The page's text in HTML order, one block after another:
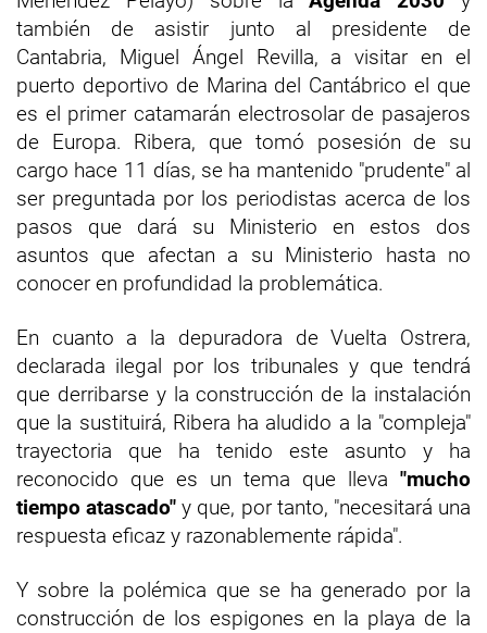
también de asistir junto al presidente de
Cantabria, Miguel Ángel Revilla, a visitar en el
puerto deportivo de Marina del Cantábrico el que
es el primer catamarán electrosolar de pasajeros
de Europa. Ribera, que tomó posesión de su
cargo hace 11 días, se ha mantenido "prudente" al
ser preguntada por los periodistas acerca de los
pasos que dará su Ministerio en estos dos
asuntos que afectan a su Ministerio hasta no
conocer en profundidad la problemática.
En cuanto a la depuradora de Vuelta Ostrera,
declarada ilegal por los tribunales y que tendrá
que derribarse y la construcción de la instalación
que la sustituirá, Ribera ha aludido a la "compleja"
trayectoria que ha tenido este asunto y ha
reconocido que es un tema que lleva "mucho
tiempo atascado" y que, por tanto, "necesitará una
respuesta eficaz y razonablemente rápida".
Y sobre la polémica que se ha generado por la
construcción de los espigones en la playa de la